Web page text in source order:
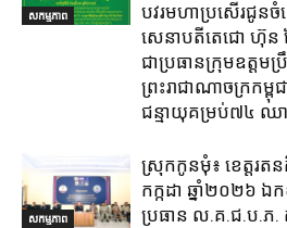
សកម្មភាព
បវរមហាប្រសើរជូនចំ
សេនាបតីតេជោ ហ៊ុន
ជាប្រធានក្រុមឧត្តមប្
ព្រះរាជាណាចក្រកម្
ជន្មាយុគម្រប់៧៤ ឈ
សកម្មភាព
ស្រុក​កូនមុំ៖ ខេត្ត​រតន
កក្កដា ឆ្នាំ២០២៦
ប្រធាន ល.គ.ជ.ប.ភ.